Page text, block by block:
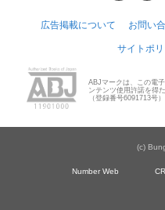
広告掲載について お問い
サイトポ
ABJマークは、この電
ンテンツ使用許諾を得
（登録番号6091713号）
(c)
Number Web